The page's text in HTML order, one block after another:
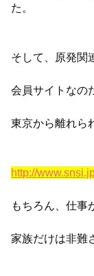
た。
そして、原発関
会員サイトなの
東京から離れら
http://
もちろん、仕事
家族だけは非難